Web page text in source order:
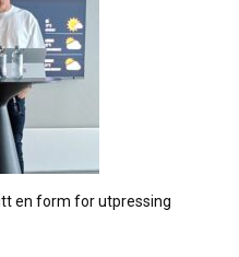
en form for utpressing